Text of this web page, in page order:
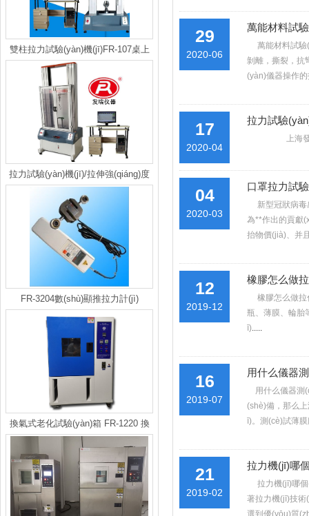
雙柱拉力試驗(yàn)機(jī)FR-107桌上
型雙柱拉力機(jī)
拉力試驗(yàn)機(jī)/拉伸強(qiáng)度
測(cè)試機(jī)新款報(bào)價(jià)
FR-3204數(shù)顯推拉力計(jì)
換氣式老化試驗(yàn)箱 FR-1220 換
氣式老化試驗(yàn)機(jī)
29
2020-06
萬能材料試
萬能材料試驗
剝離，撕裂，
(yàn)儀器操作
17
2020-04
拉力試驗
上海發(fā)
04
2020-03
口罩拉力試
新型冠狀病毒
為**作出的貢獻
抬物價(jià)、并
12
2019-12
橡膠怎么做拉
橡膠怎么做拉
瓶、薄膜、
ī).....
16
2019-07
用什么儀器
用什么儀器測
(shè)備，那
ī)。測(cè)試薄
21
2019-02
拉力機(jī)哪
拉力機(jī)哪個
著拉力機(jī)技術
選到優(yōu)質